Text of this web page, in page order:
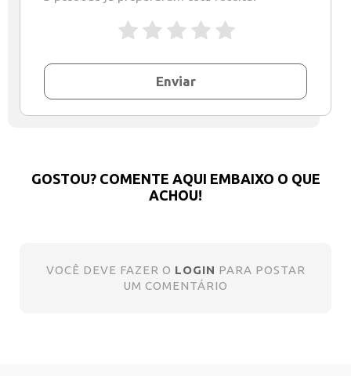
Enviar
GOSTOU? COMENTE AQUI EMBAIXO O QUE
ACHOU!
VOCÊ DEVE FAZER O LOGIN PARA POSTAR
UM COMENTÁRIO